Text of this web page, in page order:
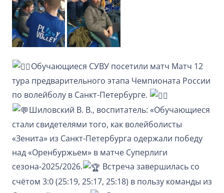
Обучающиеся СУВУ посетили матч Матч 12
тура предварительного этапа Чемпионата России
по волейболу в Санкт-Петербурге.
Шиловский В. В., воспитатель: «Обучающиеся
стали свидетелями того, как волейболисты
«Зенита» из Санкт-Петербурга одержали победу
над «Оренбуржьем» в матче Суперлиги
сезона-2025/2026.
Встреча завершилась со
счётом 3:0 (25:19, 25:17, 25:18) в пользу команды из